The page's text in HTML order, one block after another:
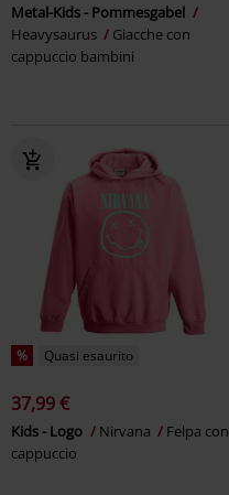
Metal-Kids - Pommesgabel
Heavysaurus
Giacche con
cappuccio bambini
% Quasi esaurito
37,99 €
Kids - Logo Nirvana
Felpa con
cappuccio